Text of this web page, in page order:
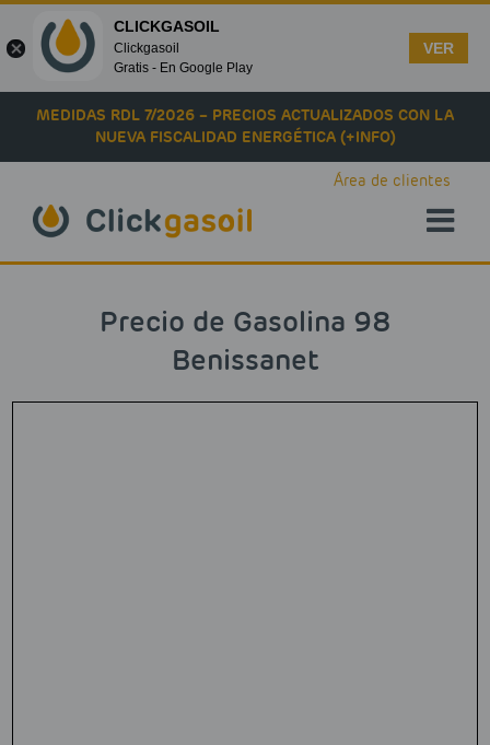
Skip to main content
MEDIDAS RDL 7/2026 – PRECIOS ACTUALIZADOS CON LA
NUEVA FISCALIDAD ENERGÉTICA (+INFO)
Área de clientes
Precio de Gasolina 98
Benissanet
CLICKGASOIL
Clickgasoil
Gratis - En Google Play
VER